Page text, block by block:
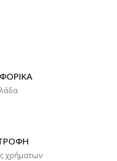
χρήματων